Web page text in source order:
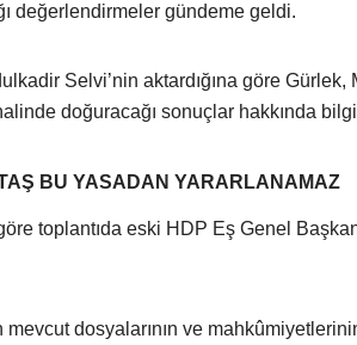
değerlendirmeler gündeme geldi.
Selvi’nin aktardığına göre
doğuracağı sonuçlar hakkında
BU YASADAN YARARLANAMAZ
toplantıda eski HDP Eş Genel
mevcut dosyalarının ve